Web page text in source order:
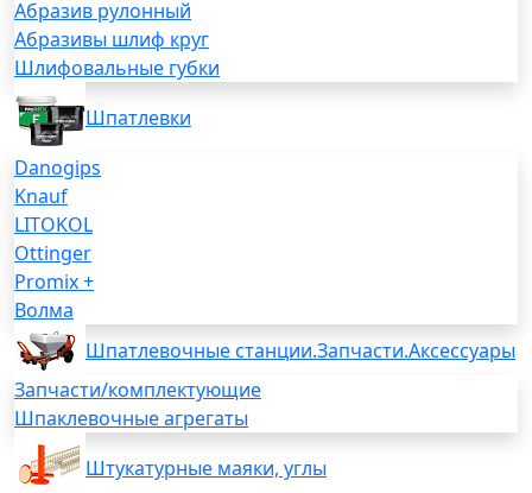
Абразив рулонный
Абразивы шлиф круг
Шлифовальные губки
Шпатлевки
Danogips
Knauf
LITOKOL
Ottinger
Promix +
Волма
Шпатлевочные станции.Запчасти.Аксессуары
Запчасти/комплектующие
Шпаклевочные агрегаты
Штукатурные маяки, углы